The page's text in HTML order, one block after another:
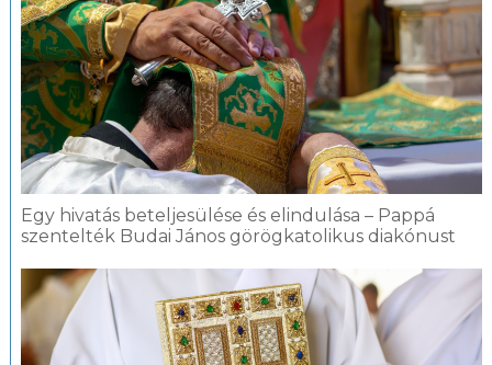
Egy hivatás beteljesülése és elindulása – Pappá
szentelték Budai János görögkatolikus diakónust